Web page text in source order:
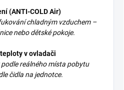
(ANTI-COLD Air)
chladným vzduchem –
nebo dětské pokoje.
v ovladači
reálného místa pobytu
čidla na jednotce.